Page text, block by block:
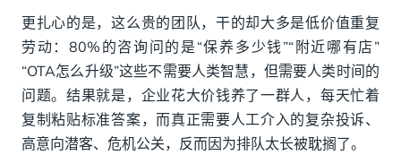
更扎心的是，这么贵的团队，干的却大多是低价值重复
劳动：80%的咨询问的是“保养多少钱”“附近哪有店”
“OTA怎么升级”这些不需要人类智慧，但需要人类时间的
问题。结果就是，企业花大价钱养了一群人，每天忙着
复制粘贴标准答案，而真正需要人工介入的复杂投诉、
高意向潜客、危机公关，反而因为排队太长被耽搁了。